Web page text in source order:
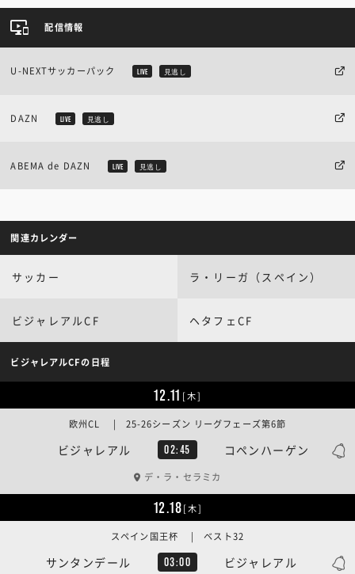
配信情報
U-NEXTサッカーパック LIVE 見逃し
DAZN LIVE 見逃し
ABEMA de DAZN LIVE 見逃し
関連カレンダー
サッカー ラ・リーガ（スペイン）
ビジャレアルCF ヘタフェCF
ビジャレアルCFの日程
12.11 [木]
ビジャレアル 02:45 コペンハーゲン
欧州CL | 25-26シーズン リーグフェーズ第6節
デ・ラ・セラミカ
12.18[木]
サンタンデール 03:00 ビジャレアル
スペイン国王杯 | ベスト32